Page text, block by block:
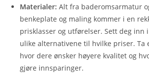
Materialer: Alt fra baderomsarmatur
benkeplate og maling kommer i en
prisklasser og utførelser. Sett deg inn
ulike alternativene til hvilke priser. Ta
hvor dere ønsker høyere kvalitet og
gjøre innsparinger.